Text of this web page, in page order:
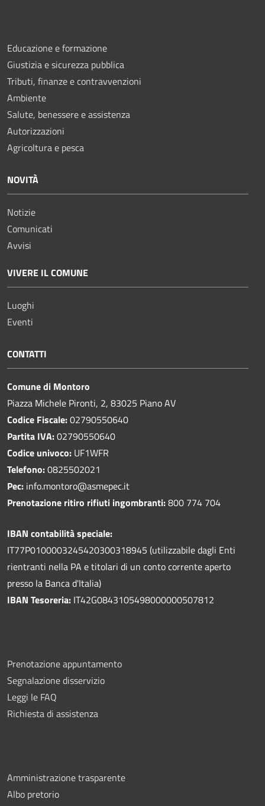
Educazione e formazione
Giustizia e sicurezza pubblica
Tributi, finanze e contravvenzioni
Ambiente
Salute, benessere e assistenza
Autorizzazioni
Agricoltura e pesca
NOVITÀ
Notizie
Comunicati
Avvisi
VIVERE IL COMUNE
Luoghi
Eventi
CONTATTI
Comune di Montoro
Piazza Michele Pironti, 2, 83025 Piano AV
Codice Fiscale:02790550640
Partita IVA:02790550640
Codice univoco: UF1WFR
Telefono:0825502021
Pec: info.montoro@asmepec.it
Prenotazione ritiro rifiuti ingombranti:800 774 704
IBAN contabilità speciale:
IT77P0100003245420300318945 (utilizzabile dagli Enti
rientranti nella PA e titolari di un conto corrente aperto
presso la Banca d'Italia)
IBAN Tesoreria: IT42G0843105498000000507812
Prenotazione appuntamento
Segnalazione disservizio
Leggi le FAQ
Richiesta di assistenza
Amministrazione trasparente
Albo pretorio